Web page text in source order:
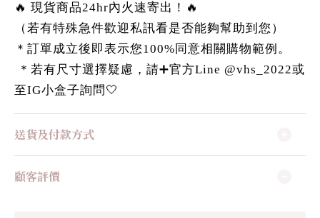
🔥 現貨商品24hr內火速寄出！🔥
（若有特殊急件歡迎私訊看是否能夠幫助到您）
＊訂單成立後即表示您100%同意相關購物範例。
＊若有尺寸選擇疑慮，請➕官方Line @vhs_2022或
至IG小盒子詢問🤍
送貨及付款方式
顧客評價